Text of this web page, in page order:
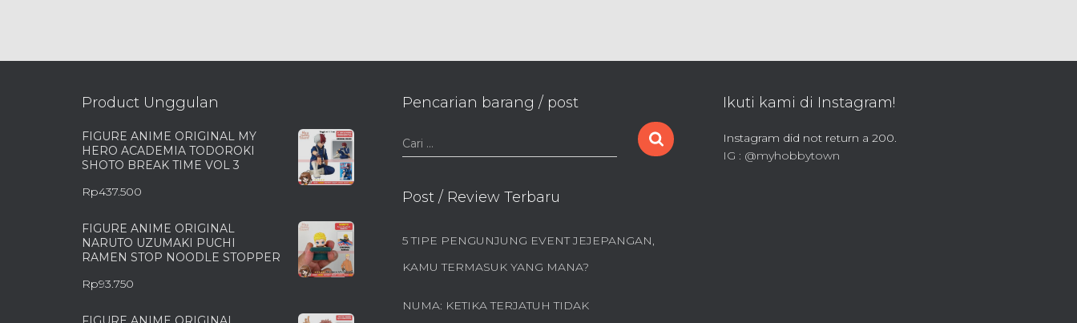
Product Unggulan
FIGURE ANIME ORIGINAL MY
HERO ACADEMIA TODOROKI
SHOTO BREAK TIME VOL 3
Rp437.500
FIGURE ANIME ORIGINAL
NARUTO UZUMAKI PUCHI
RAMEN STOP NOODLE STOPPER
Rp93.750
Pencarian barang / post
C
a
i
t
u
Cari …
Post / Review Terbaru
5 TIPE PENGUNJUNG EVENT JEJEPANGAN,
KAMU TERMASUK YANG MANA?
NUMA: KETIKA TERJATUH TIDAK
Ikuti kami di Instagram!
Instagram did not return a 200.
IG : @myhobbytown